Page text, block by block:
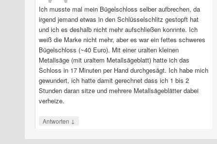
Ich musste mal mein Bügelschloss selber aufbrechen, da
irgend jemand etwas in den Schlüsselschlitz gestopft hat
und ich es deshalb nicht mehr aufschließen konnnte. Ich
weiß die Marke nicht mehr, aber es war ein fettes schweres
Bügelschloss (~40 Euro). Mit einer uralten kleinen
Metallsäge (mit uraltem Metallsägeblatt) hatte ich das
Schloss in 17 Minuten per Hand durchgesägt. Ich habe mich
gewundert, ich hatte damit gerechnet dass ich 1 bis 2
Stunden daran sitze und mehrere Metallsägeblätter dabei
verheize.
Antworten ↓